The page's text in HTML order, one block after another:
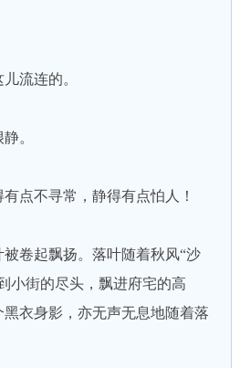
流连的。
。
点不寻常，静得有点怕人！
卷起飘扬。落叶随着秋风“沙
小街的尽头，飘进府宅的高
衣身影，亦无声无息地随着落